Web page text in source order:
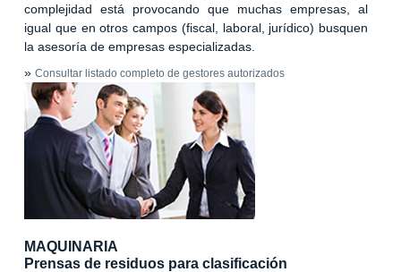
complejidad está provocando que muchas empresas, al
igual que en otros campos (fiscal, laboral, jurídico) busquen
la asesoría de empresas especializadas.
» Consultar listado completo de gestores autorizados
MAQUINARIA
Prensas de residuos para clasificación